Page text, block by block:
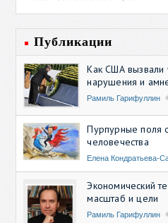
Публикации
Как США вызвали
нарушения и
Рамиль Гарифуллин
Пурпурные поля
человечества
Елена Кондратьева-
Экономический
масштаб и цели
Рамиль Гарифуллин